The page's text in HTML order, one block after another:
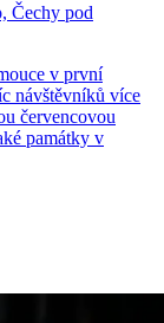
Čechy pod
v první
návštěvníků více
červencovou
památky v